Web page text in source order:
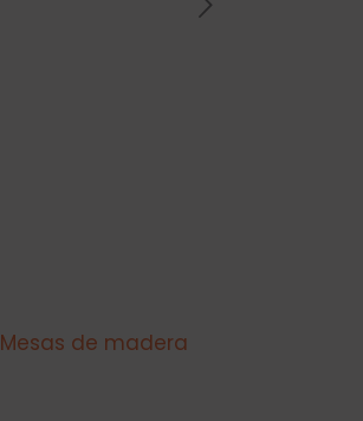
Mesas de madera